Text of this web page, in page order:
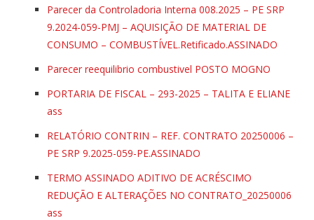
Parecer da Controladoria Interna 008.2025 – PE SRP
9.2024-059-PMJ – AQUISIÇÃO DE MATERIAL DE
CONSUMO – COMBUSTÍVEL.Retificado.ASSINADO
Parecer reequilibrio combustivel POSTO MOGNO
PORTARIA DE FISCAL – 293-2025 – TALITA E ELIANE
ass
RELATÓRIO CONTRIN – REF. CONTRATO 20250006 –
PE SRP 9.2025-059-PE.ASSINADO
TERMO ASSINADO ADITIVO DE ACRÉSCIMO
REDUÇÃO E ALTERAÇÕES NO CONTRATO_20250006
ass